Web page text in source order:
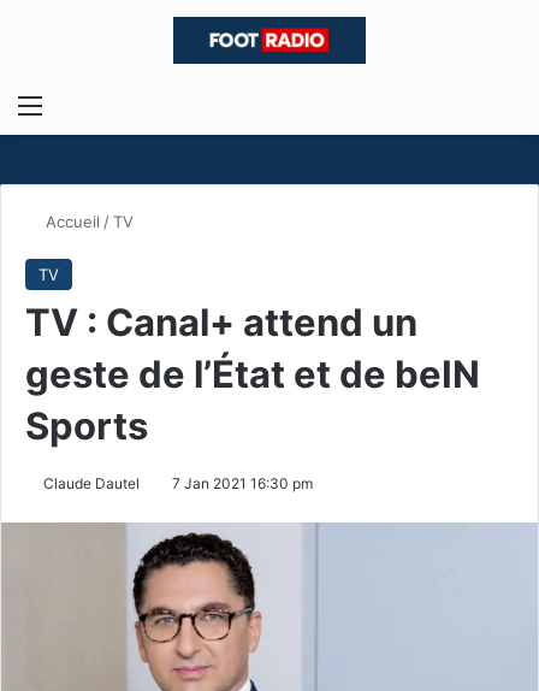
Menu
Accueil /TV
TV
TV : Canal+ attend un
geste de l’État et de beIN
Sports
Claude Dautel 7 Jan 2021 16:30 pm